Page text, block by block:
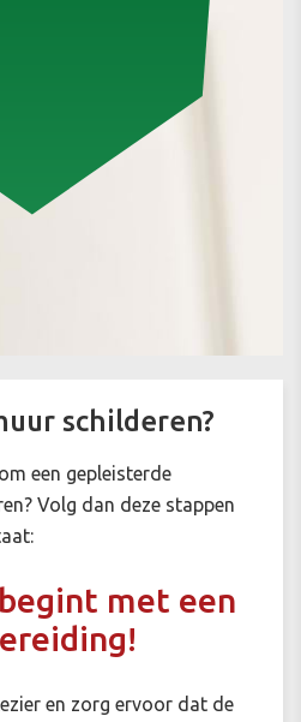
schilderen?
een gepleisterde
Volg dan deze stappen
met een
en zorg ervoor dat de